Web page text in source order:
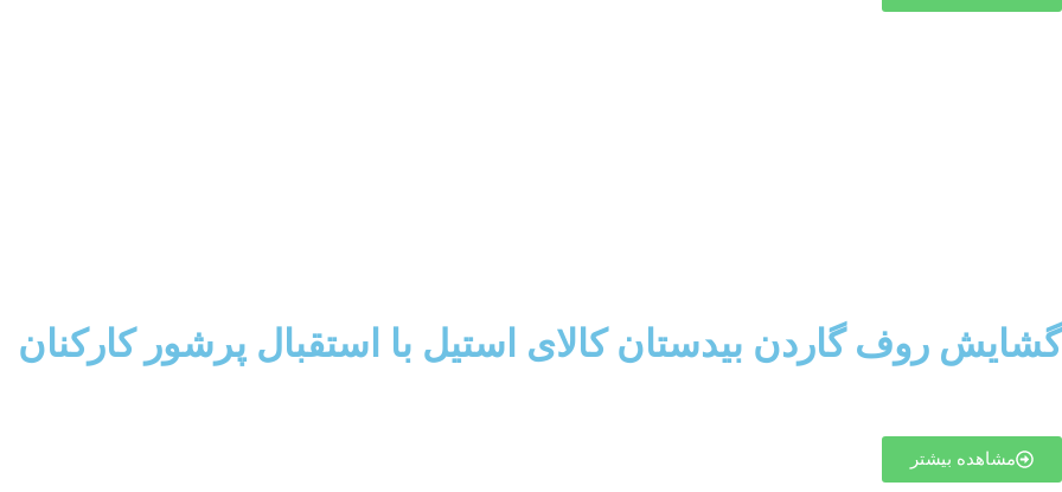
گشایش روف گاردن بیدستان کالای استیل با استقبال پرشور کارکنان
مشاهده بیشتر